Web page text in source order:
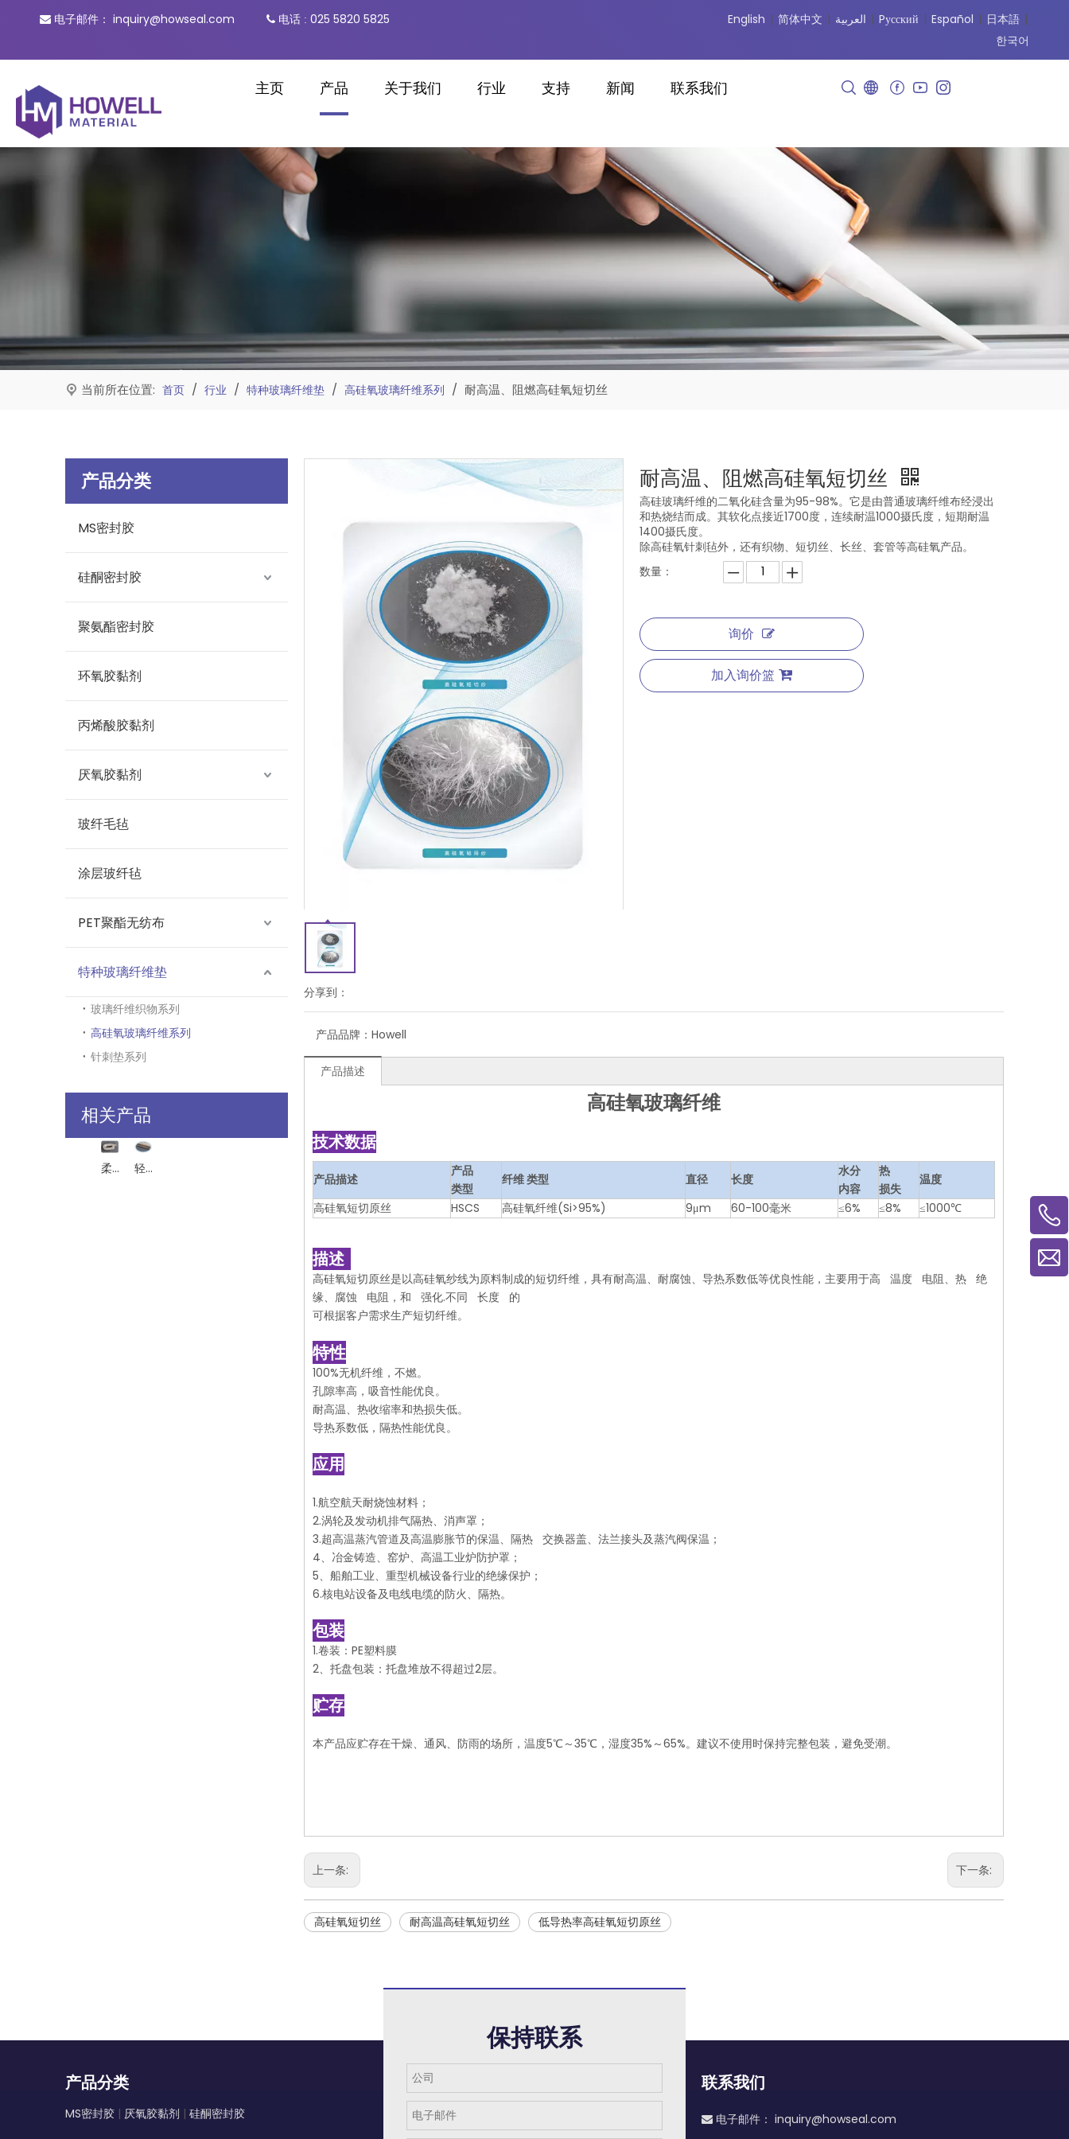
 电子邮件： inquiry@howseal.com  电话 : 025 5820 5825 English | 简体中文 | العربية | Pусский | Español | 日本語 |
한국어
主页 产品 关于我们 行业 支持 新闻 联系我们
当前所在位置: 首页 / 行业 / 特种玻璃纤维垫 / 高硅氧玻璃纤维系列 / 耐高温、阻燃高硅氧短切丝
产品分类
MS密封胶
硅酮密封胶
聚氨酯密封胶
环氧胶黏剂
丙烯酸胶黏剂
厌氧胶黏剂
玻纤毛毡
涂层玻纤毡
PET聚酯无纺布
特种玻璃纤维垫
玻璃纤维织物系列
高硅氧玻璃纤维系列
针刺垫系列
相关产品
柔软耐磨低导热率高硅氧玻璃纤维套管 轻质高强环保高硅玻璃纤维
分享到：
耐高温、阻燃高硅氧短切丝
高硅玻璃纤维的二氧化硅含量为95-98%。它是由普通玻璃纤维布经浸出
和热烧结而成。其软化点接近1700度，连续耐温1000摄氏度，短期耐温
1400摄氏度。
除高硅氧针刺毡外，还有织物、短切丝、长丝、套管等高硅氧产品。
数量：
询价
加入询价篮
产品品牌： Howell
产品描述
高硅氧玻璃纤维
技术数据
产品描述
产品
类型
纤维类型 直径 长度
水分
内容
热
损失
温度
高硅氧短切原丝
HSCS 高硅氧纤维(Si>95%) 9μm 60-100毫米 ≤6% ≤8% ≤1000℃
描述
高硅氧短切原丝是以高硅氧纱线为原料制成的短切纤维，具有耐高温、耐腐蚀、导热系数低等优良性能，主要用于高 温度 电阻、热 绝
缘、腐蚀 电阻，和 强化.不同 长度 的
可根据客户需求生产短切纤维。
特性
100%无机纤维，不燃。
孔隙率高，吸音性能优良。
耐高温、热收缩率和热损失低。
导热系数低，隔热性能优良。
应用
1.航空航天耐烧蚀材料；
2.涡轮及发动机排气隔热、消声罩；
3.超高温蒸汽管道及高温膨胀节的保温、隔热 交换器盖、法兰接头及蒸汽阀保温；
4、冶金铸造、窑炉、高温工业炉防护罩；
5、船舶工业、重型机械设备行业的绝缘保护；
6.核电站设备及电线电缆的防火、隔热。
包装
1.卷装：PE塑料膜
2、托盘包装：托盘堆放不得超过2层。
贮存
本产品应贮存在干燥、通风、防雨的场所，温度5℃～35℃，湿度35%～65%。建议不使用时保持完整包装，避免受潮。
上一条: 下一条:
高硅氧短切丝 耐高温高硅氧短切丝 低导热率高硅氧短切原丝
产品分类
MS密封胶 | 厌氧胶黏剂 | 硅酮密封胶
保持联系
联系我们
 电子邮件： inquiry@howseal.com